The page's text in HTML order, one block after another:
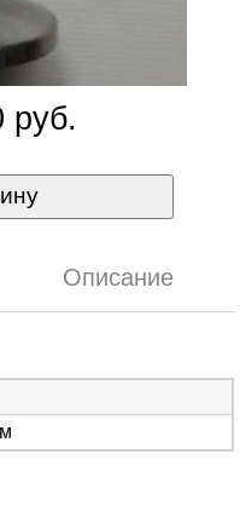
руб.
Описание